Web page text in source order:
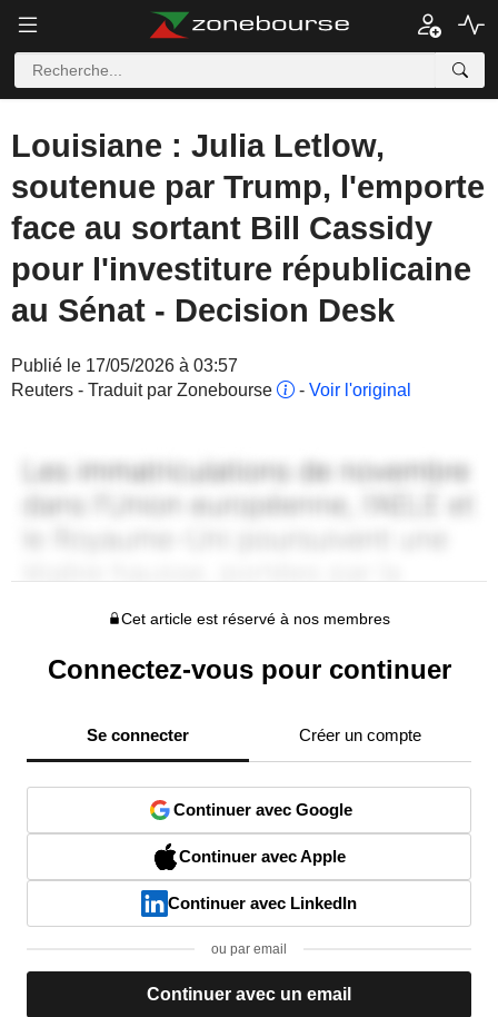
Louisiane : Julia Letlow,
soutenue par Trump, l'emporte
face au sortant Bill Cassidy
pour l'investiture républicaine
au Sénat - Decision Desk
Publié le 17/05/2026 à 03:57
Reuters - Traduit par Zonebourse
- Voir l'original
Cet article est réservé à nos membres
Connectez-vous pour continuer
Se connecter Créer un compte
Continuer avec Google
Continuer avec Apple
Continuer avec LinkedIn
ou par email
Continuer avec un email